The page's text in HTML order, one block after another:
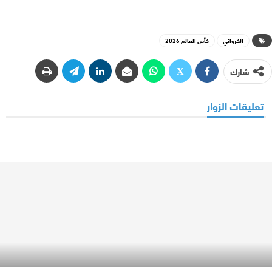
الكرواني كأس العالم 2026
شارك
تعليقات الزوار